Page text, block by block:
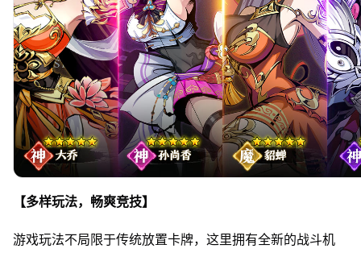
【多样玩法，畅爽竞技】
游戏玩法不局限于传统放置卡牌，这里拥有全新的战斗机